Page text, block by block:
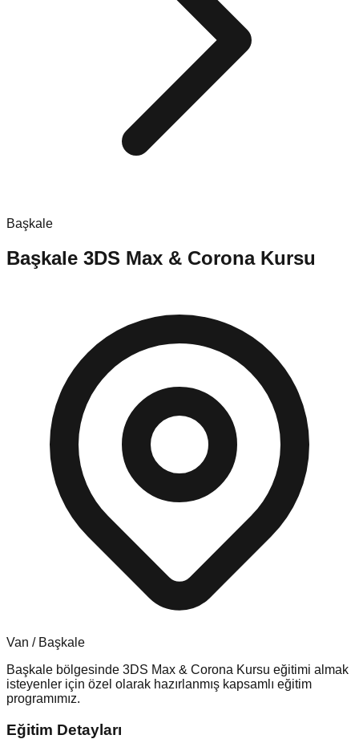
Başkale
Başkale 3DS Max & Corona Kursu
Van / Başkale
Başkale bölgesinde 3DS Max & Corona Kursu eğitimi almak
isteyenler için özel olarak hazırlanmış kapsamlı eğitim
programımız.
Eğitim Detayları